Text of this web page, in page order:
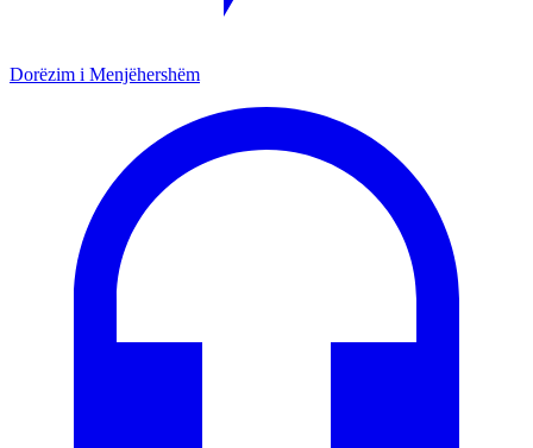
Dorëzim i Menjëhershëm